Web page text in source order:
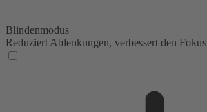
Blindenmodus
Reduziert Ablenkungen, verbessert den Fokus